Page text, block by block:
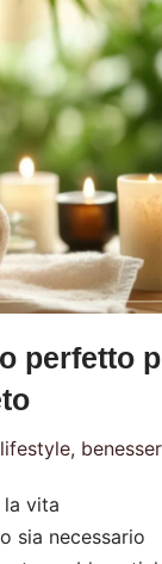
perfetto
lifestyle,
vita
sia necessario